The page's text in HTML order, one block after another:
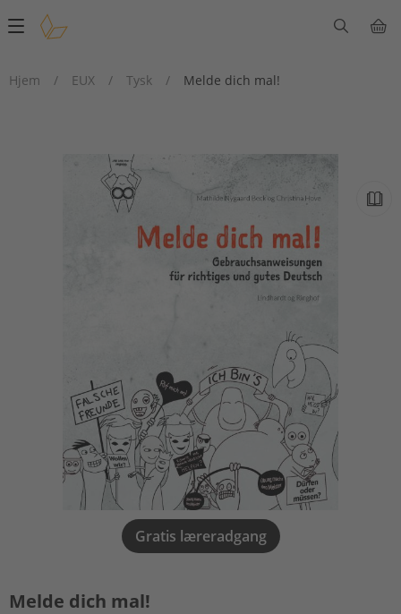
Main
Hjem
/ EUX / Tysk / Melde dich mal!
Gratis læreradgang
Melde dich mal!